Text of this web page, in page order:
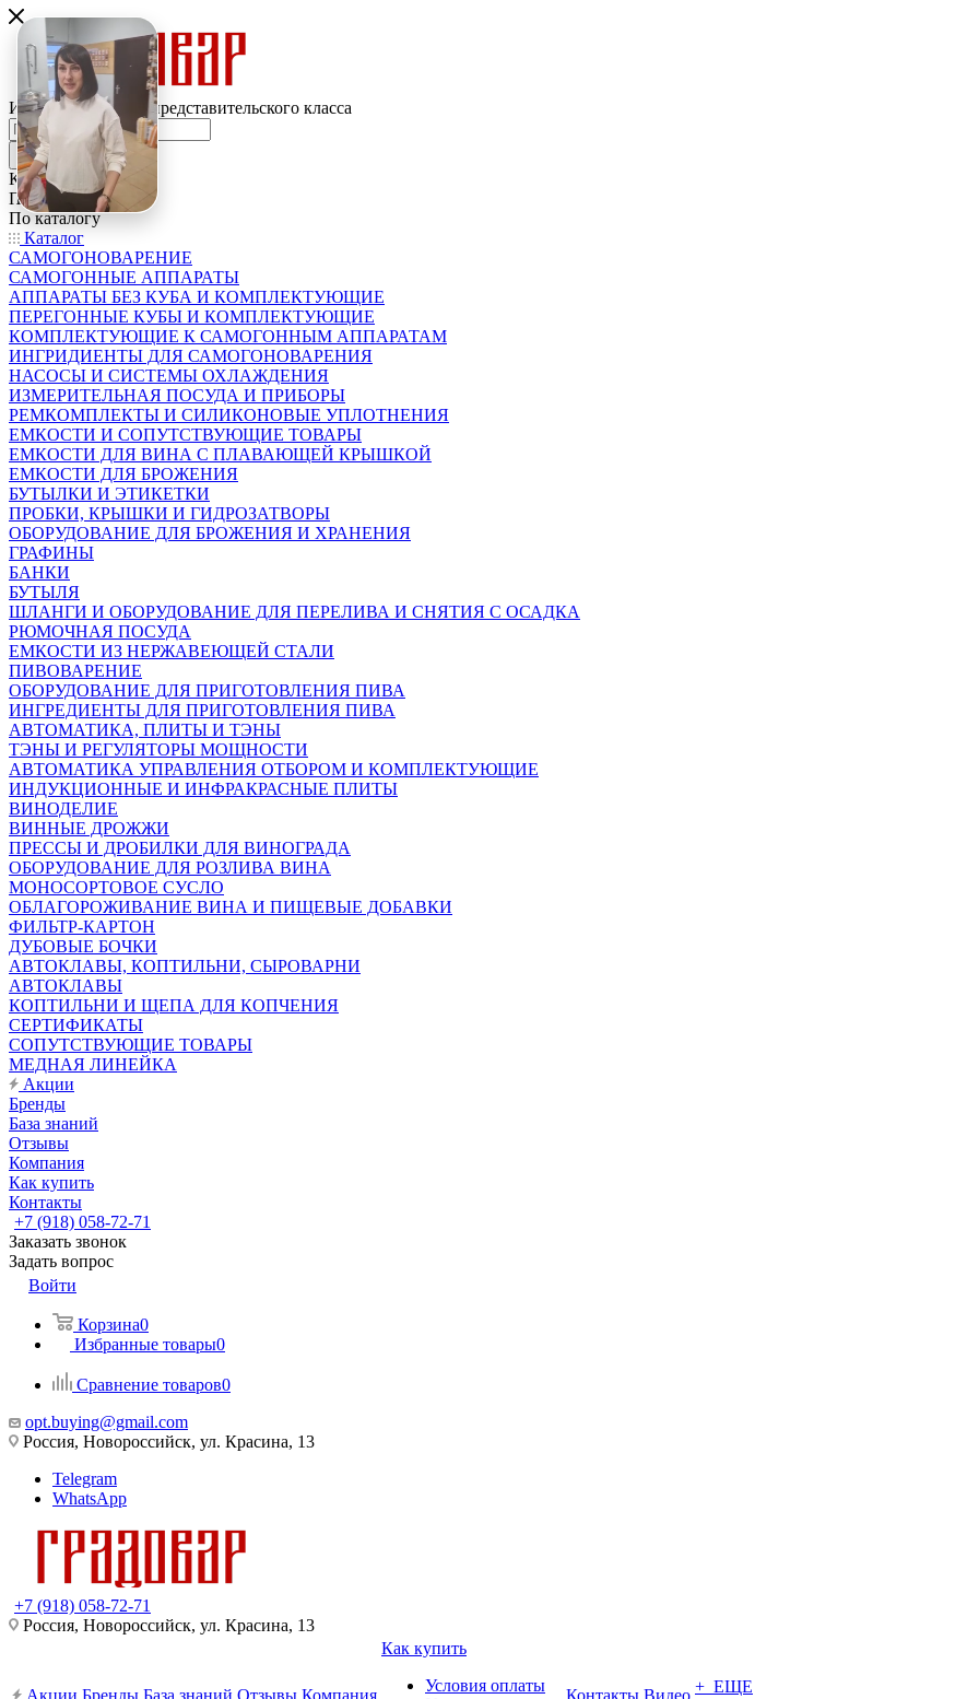
Интернет-магазин представительского класса
Каталог
По всему сайту
По каталогу
Каталог
САМОГОНОВАРЕНИЕ
САМОГОННЫЕ АППАРАТЫ
АППАРАТЫ БЕЗ КУБА И КОМПЛЕКТУЮЩИЕ
ПЕРЕГОННЫЕ КУБЫ И КОМПЛЕКТУЮЩИЕ
КОМПЛЕКТУЮЩИЕ К САМОГОННЫМ АППАРАТАМ
ИНГРИДИЕНТЫ ДЛЯ САМОГОНОВАРЕНИЯ
НАСОСЫ И СИСТЕМЫ ОХЛАЖДЕНИЯ
ИЗМЕРИТЕЛЬНАЯ ПОСУДА И ПРИБОРЫ
РЕМКОМПЛЕКТЫ И СИЛИКОНОВЫЕ УПЛОТНЕНИЯ
ЕМКОСТИ И СОПУТСТВУЮЩИЕ ТОВАРЫ
ЕМКОСТИ ДЛЯ ВИНА С ПЛАВАЮЩЕЙ КРЫШКОЙ
ЕМКОСТИ ДЛЯ БРОЖЕНИЯ
БУТЫЛКИ И ЭТИКЕТКИ
ПРОБКИ, КРЫШКИ И ГИДРОЗАТВОРЫ
ОБОРУДОВАНИЕ ДЛЯ БРОЖЕНИЯ И ХРАНЕНИЯ
ГРАФИНЫ
БАНКИ
БУТЫЛЯ
ШЛАНГИ И ОБОРУДОВАНИЕ ДЛЯ ПЕРЕЛИВА И СНЯТИЯ С ОСАДКА
РЮМОЧНАЯ ПОСУДА
ЕМКОСТИ ИЗ НЕРЖАВЕЮЩЕЙ СТАЛИ
ПИВОВАРЕНИЕ
ОБОРУДОВАНИЕ ДЛЯ ПРИГОТОВЛЕНИЯ ПИВА
ИНГPЕДИЕНТЫ ДЛЯ ПРИГОТОВЛЕНИЯ ПИВА
АВТОМАТИКА, ПЛИТЫ И ТЭНЫ
ТЭНЫ И РЕГУЛЯТОРЫ МОЩНОСТИ
АВТОМАТИКА УПРАВЛЕНИЯ ОТБОРОМ И КОМПЛЕКТУЮЩИЕ
ИНДУКЦИОННЫЕ И ИНФРАКРАСНЫЕ ПЛИТЫ
ВИНОДЕЛИЕ
ВИННЫЕ ДРОЖЖИ
ПРЕССЫ И ДРОБИЛКИ ДЛЯ ВИНОГРАДА
ОБОРУДОВАНИЕ ДЛЯ РОЗЛИВА ВИНА
МОНОСОРТОВОЕ СУСЛО
ОБЛАГОРОЖИВАНИЕ ВИНА И ПИЩЕВЫЕ ДОБАВКИ
ФИЛЬТР-КАРТОН
ДУБОВЫЕ БОЧКИ
АВТОКЛАВЫ, КОПТИЛЬНИ, СЫРОВАРНИ
АВТОКЛАВЫ
КОПТИЛЬНИ И ЩЕПА ДЛЯ КОПЧЕНИЯ
СЕРТИФИКАТЫ
СОПУТСТВУЮЩИЕ ТОВАРЫ
МЕДНАЯ ЛИНЕЙКА
Акции
Бренды
База знаний
Отзывы
Компания
Как купить
Контакты
+7 (918) 058-72-71
Заказать звонок
Задать вопрос
Войти
Корзина0
Избранные товары0
Сравнение товаров0
opt.buying@gmail.com
Россия, Новороссийск, ул. Красина, 13
Telegram
WhatsApp
+7 (918) 058-72-71
Россия, Новороссийск, ул. Красина, 13
Акции Бренды База знаний Отзывы Компания
Как купить
Условия оплаты
Контакты Видео + ЕЩЕ